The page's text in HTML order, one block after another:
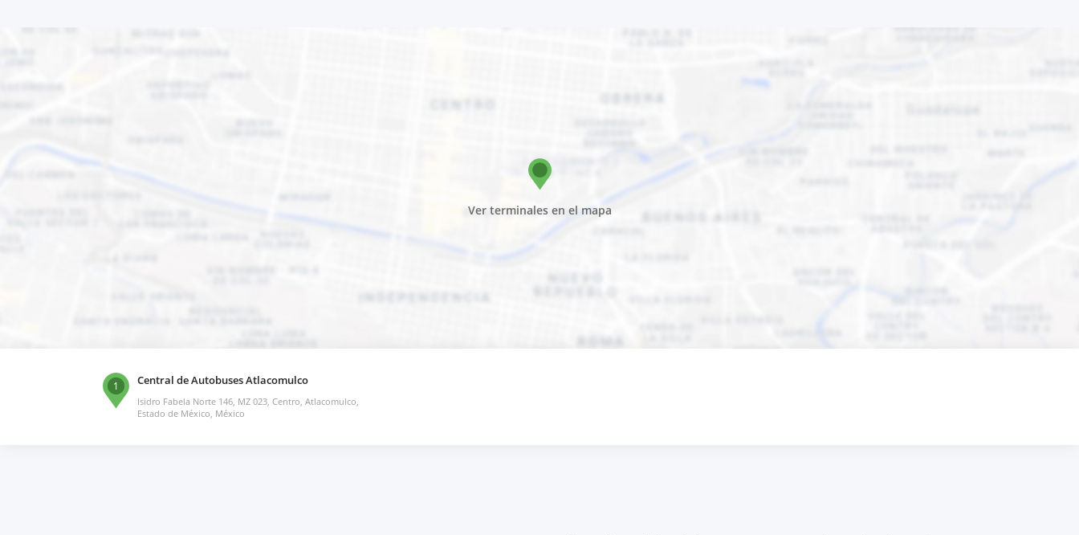
Ver terminales en el mapa
1 Central de Autobuses Atlacomulco
Isidro Fabela Norte 146, MZ 023, Centro, Atlacomulco,
Estado de México, México